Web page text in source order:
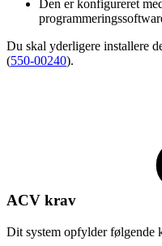
Den er konfigureret
Du skal yderligere installere
(550-00240).
ACV krav
Dit system opfylder følgende